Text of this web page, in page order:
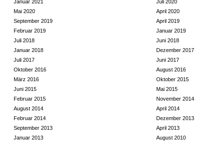
Januar 2021
Juli 2020
Mai 2020
April 2020
September 2019
April 2019
Februar 2019
Januar 2019
Juli 2018
Juni 2018
Januar 2018
Dezember 2017
Juli 2017
Juni 2017
Oktober 2016
August 2016
März 2016
Oktober 2015
Juni 2015
Mai 2015
Februar 2015
November 2014
August 2014
April 2014
Februar 2014
Dezember 2013
September 2013
April 2013
Januar 2013
August 2010